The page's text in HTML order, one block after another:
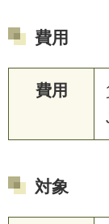
費用
費用
対象